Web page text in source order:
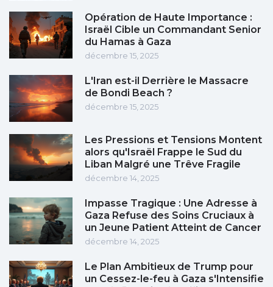
Opération de Haute Importance :
Israël Cible un Commandant Senior
du Hamas à Gaza
décembre 15, 2025
L'Iran est-il Derrière le Massacre
de Bondi Beach ?
décembre 15, 2025
Les Pressions et Tensions Montent
alors qu'Israël Frappe le Sud du
Liban Malgré une Trêve Fragile
décembre 14, 2025
Impasse Tragique : Une Adresse à
Gaza Refuse des Soins Cruciaux à
un Jeune Patient Atteint de Cancer
décembre 14, 2025
Le Plan Ambitieux de Trump pour
un Cessez-le-feu à Gaza s'Intensifie